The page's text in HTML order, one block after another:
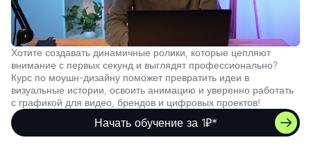
Хотите создавать динамичные ролики, которые цепляют
внимание с первых секунд и выглядят профессионально?
Курс по моушн-дизайну поможет превратить идеи в
визуальные истории, освоить анимацию и уверенно работать
с графикой для видео, брендов и цифровых проектов!
Начать обучение за 1₽*